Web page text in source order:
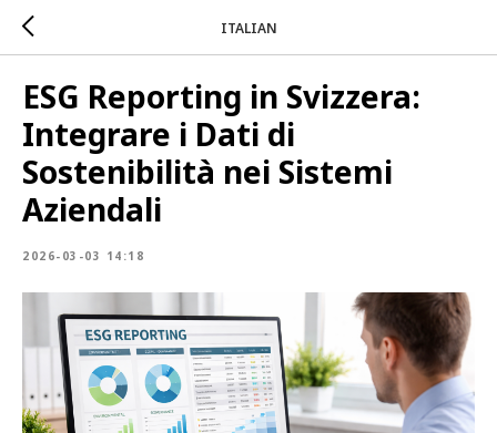
ITALIAN
ESG Reporting in Svizzera:
Integrare i Dati di
Sostenibilità nei Sistemi
Aziendali
2026-03-03 14:18